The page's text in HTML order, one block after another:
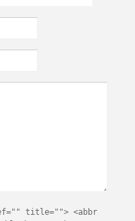
title=""> <abbr